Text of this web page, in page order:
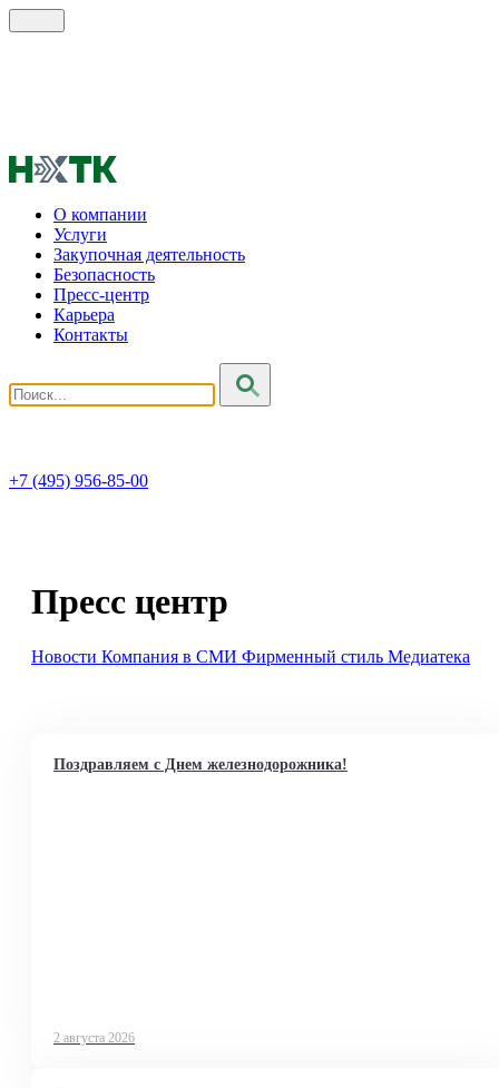
О компании
Услуги
Закупочная деятельность
Безопасность
Пресс-центр
Карьера
Контакты
+7 (495) 956-85-00
Пресс центр
Новости Компания в СМИ Фирменный стиль Медиатека
Поздравляем с Днем железнодорожника!
2 августа 2026